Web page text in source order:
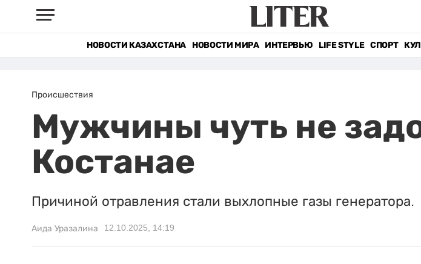
НОВОСТИ КАЗАХСТАНА НОВОСТИ МИРА ИНТЕРВЬЮ LIFE STYLE СПОРТ
Происшествия
Мужчины чуть не
Костанае
Причиной отравления стали выхлопные газы генератора.
Аида Уразалина 12.10.2025, 14:19